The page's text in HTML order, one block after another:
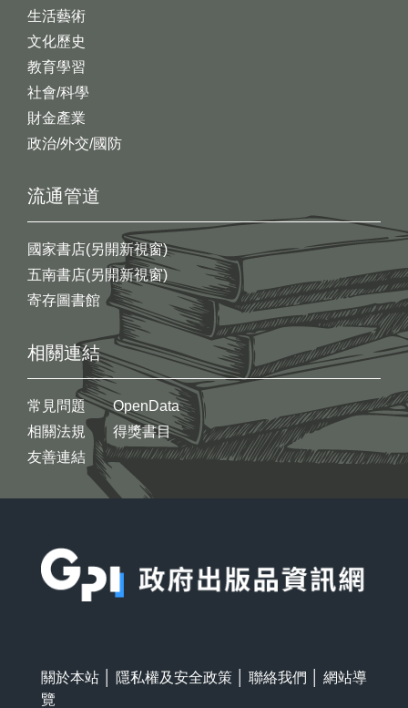
生活藝術
文化歷史
教育學習
社會/科學
財金產業
政治/外交/國防
流通管道
國家書店(另開新視窗)
五南書店(另開新視窗)
寄存圖書館
相關連結
常見問題
相關法規
友善連結
OpenData
得獎書目
關於本站 隱私權及安全政策 聯絡我們
網站導
覽